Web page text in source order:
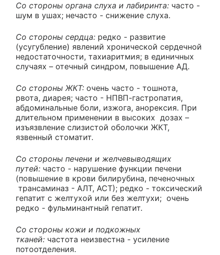
Со стороны органа слуха и лабиринта: часто -
шум в ушах; нечасто - снижение слуха.
Со стороны сердца: редко - развитие
(усугубление) явлений хронической сердечной
недостаточности, тахиаритмия; в единичных
случаях – отечный синдром, повышение АД.
Со стороны ЖКТ: очень часто - тошнота,
рвота, диарея; часто - НПВП-гастропатия,
абдоминальные боли, изжога, анорексия. При
длительном применении в высоких дозах –
изъязвление слизистой оболочки ЖКТ,
язвенный стоматит.
Со стороны печени и желчевыводящих
путей: часто - нарушение функции печени
(повышение в крови билирубина, печеночных
трансаминаз - АЛТ, АСТ); редко - токсический
гепатит с желтухой или без желтухи; очень
редко - фульминантный гепатит.
Со стороны кожи и подкожных
тканей: частота неизвестна - усиление
потоотделения.